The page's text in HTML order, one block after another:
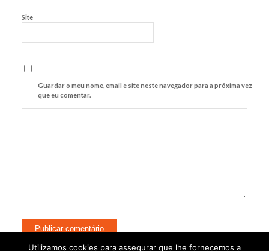
Site
Guardar o meu nome, email e site neste navegador para a próxima vez
que eu comentar.
Utilizamos cookies para assegurar que lhe fornecemos a